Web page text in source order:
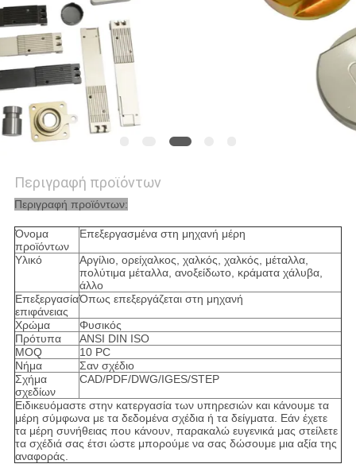
Περιγραφή προϊόντων
Περιγραφή προϊόντων:
Όνομα
προϊόντων
Επεξεργασμένα στη μηχανή μέρη
Υλικό
Αργίλιο, ορείχαλκος, χαλκός, χαλκός, μέταλλα,
πολύτιμα μέταλλα, ανοξείδωτο, κράματα χάλυβα,
άλλο
Επεξεργασία
επιφάνειας
Όπως επεξεργάζεται στη μηχανή
Χρώμα
Φυσικός
Πρότυπα
ANSI DIN ISO
MOQ
10 PC
Νήμα
Σαν σχέδιο
Σχήμα
σχεδίων
CAD/PDF/DWG/IGES/STEP
Ειδικευόμαστε στην κατεργασία των υπηρεσιών και κάνουμε τα
μέρη σύμφωνα με τα δεδομένα σχέδια ή τα δείγματα. Εάν έχετε
τα μέρη συνήθειας που κάνουν, παρακαλώ ευγενικά μας στείλετε
τα σχέδιά σας έτσι ώστε μπορούμε να σας δώσουμε μια αξία της
αναφοράς.